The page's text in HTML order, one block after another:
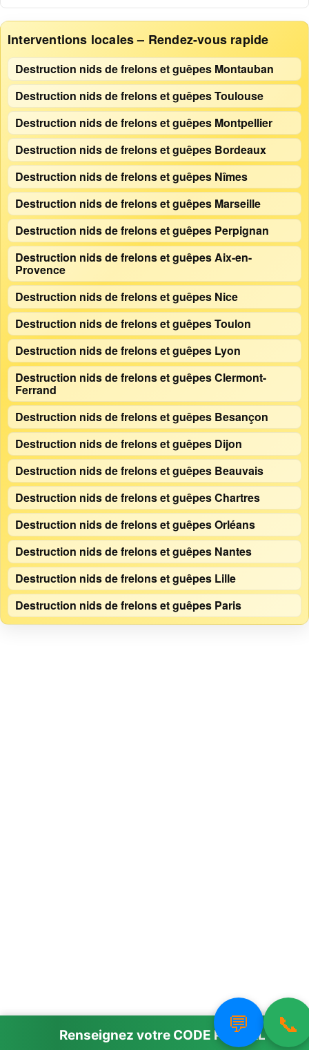
Nous utilisons des cookies pour vous offrir la meilleure
expérience sur notre site.
Vous pouvez en savoir plus sur les cookies que nous utilisons
Interventions locales – Rendez-vous rapide
Destruction nids de frelons et guêpes Montauban
Destruction nids de frelons et guêpes Toulouse
Destruction nids de frelons et guêpes Montpellier
Destruction nids de frelons et guêpes Bordeaux
Destruction nids de frelons et guêpes Nîmes
Destruction nids de frelons et guêpes Marseille
Destruction nids de frelons et guêpes Perpignan
Destruction nids de frelons et guêpes Aix-en-
Provence
Destruction nids de frelons et guêpes Nice
Destruction nids de frelons et guêpes Toulon
Destruction nids de frelons et guêpes Lyon
Destruction nids de frelons et guêpes Clermont-
Ferrand
Destruction nids de frelons et guêpes Besançon
Destruction nids de frelons et guêpes Dijon
Destruction nids de frelons et guêpes Beauvais
Destruction nids de frelons et guêpes Chartres
Destruction nids de frelons et guêpes Orléans
Destruction nids de frelons et guêpes Nantes
Destruction nids de frelons et guêpes Lille
Destruction nids de frelons et guêpes Paris
💬 📞
Renseignez votre CODE POSTAL